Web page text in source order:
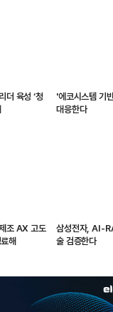
더 육성 ‘청
'에코시스템 기
대응한다
조 AX 고도
해
삼성전자, AI-
술 검증한다